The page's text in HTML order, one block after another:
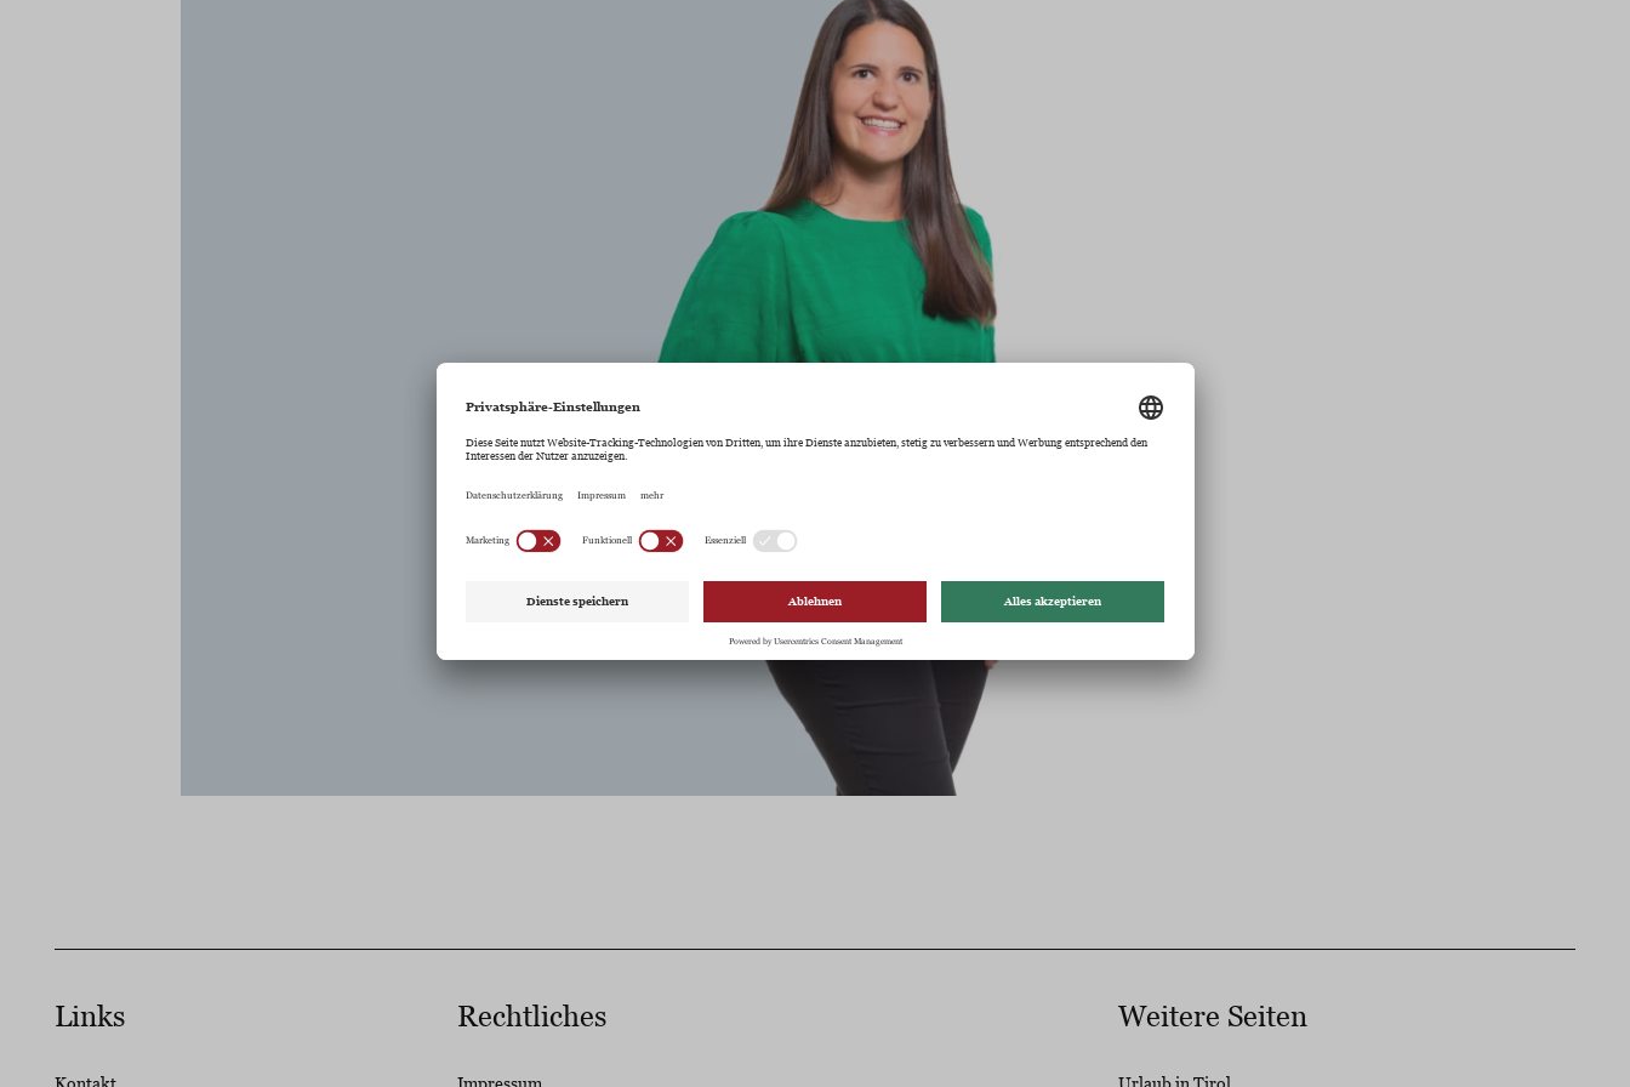
Links Rechtliches Weitere Seiten